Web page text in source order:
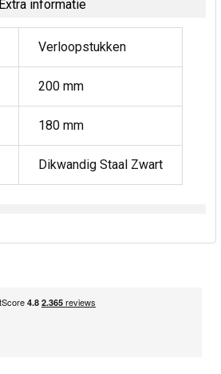
Extra informatie
Verloopstukken
200 mm
180 mm
Dikwandig Staal Zwart